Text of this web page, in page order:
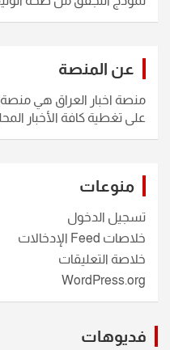
عن المنصة
منصة اخبار العراق هي
على تغطية كافة الأخبار
منوعات
تسجيل الدخول
خلاصات Feed الإدخالات
خلاصة التعليقات
WordPress.org
فديوهات